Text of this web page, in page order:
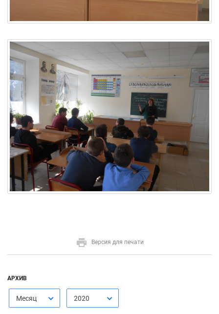
Версия для печати
АРХИВ
Месяц 2020